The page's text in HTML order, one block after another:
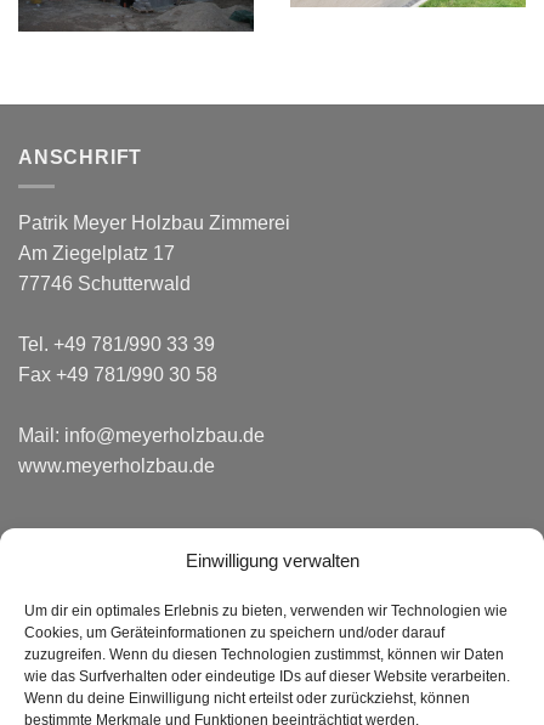
Einwilligung verwalten
Um dir ein optimales Erlebnis zu bieten, verwenden wir Technologien wie
Cookies, um Geräteinformationen zu speichern und/oder darauf
zuzugreifen. Wenn du diesen Technologien zustimmst, können wir Daten
wie das Surfverhalten oder eindeutige IDs auf dieser Website verarbeiten.
Wenn du deine Einwilligung nicht erteilst oder zurückziehst, können
bestimmte Merkmale und Funktionen beeinträchtigt werden.
ANSCHRIFT
Patrik Meyer Holzbau Zimmerei
Am Ziegelplatz 17
77746 Schutterwald
Tel. +49 781/990 33 39
Fax +49 781/990 30 58
Mail: info@meyerholzbau.de
www.meyerholzbau.de
Über uns
Unser Team